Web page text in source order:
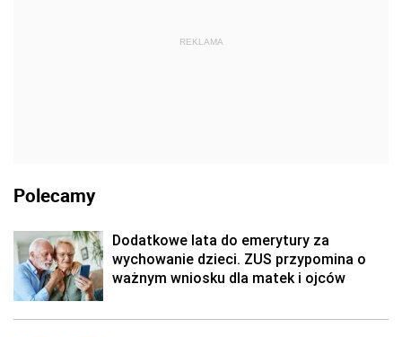
REKLAMA
Polecamy
Dodatkowe lata do emerytury za
wychowanie dzieci. ZUS przypomina o
ważnym wniosku dla matek i ojców